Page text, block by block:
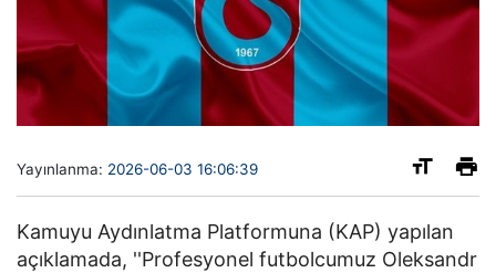
Yayınlanma: 2026-06-03 16:06:39
Kamuyu Aydınlatma Platformuna (KAP) yapılan
açıklamada, ''Profesyonel futbolcumuz Oleksandr